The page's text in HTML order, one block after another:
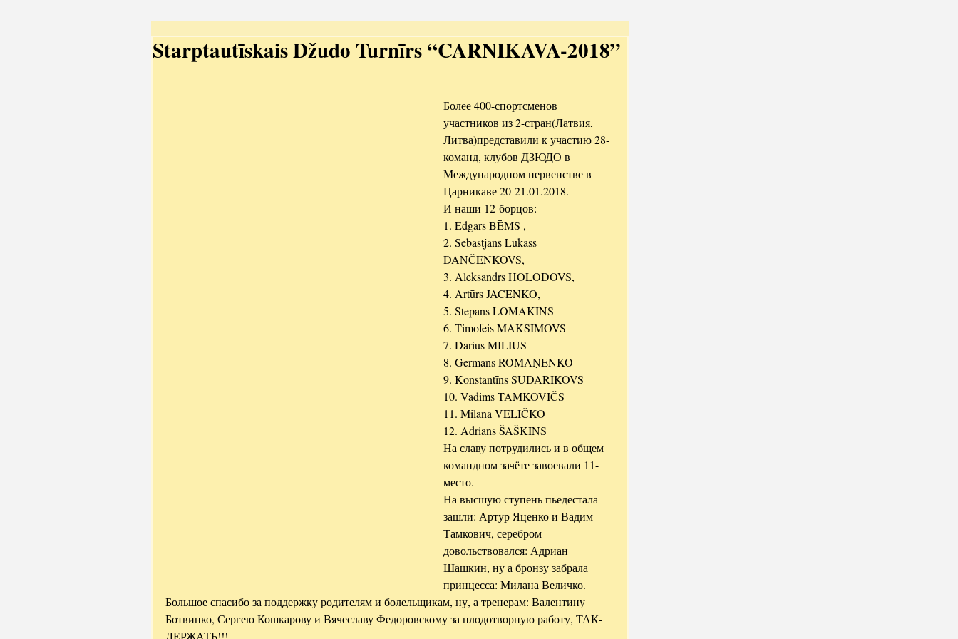
Starptautīskais Džudo Turnīrs “CARNIKAVA-2018”
Более 400-спортсменов
участников из 2-стран(Латвия,
Литва)представили к участию 28-
команд, клубов ДЗЮДО в
Международном первенстве в
Царникаве 20-21.01.2018.
И наши 12-борцов:
1. Edgars BĒMS ,
2. Sebastjans Lukass
DANČENKOVS,
3. Aleksandrs HOLODOVS,
4. Artūrs JACENKO,
5. Stepans LOMAKINS
6. Timofeis MAKSIMOVS
7. Darius MILIUS
8. Germans ROMAŅENKO
9. Konstantīns SUDARIKOVS
10. Vadims TAMKOVIČS
11. Milana VELIČKO
12. Adrians ŠAŠKINS
На славу потрудились и в общем
командном зачёте завоевали 11-
место.
На высшую ступень пьедестала
зашли: Артур Яценко и Вадим
Тамкович, серебром
довольствовался: Адриан
Шашкин, ну а бронзу забрала
принцесса: Милана Величко.
Большое спасибо за поддержку родителям и болельщикам, ну, а тренерам: Валентину
Ботвинко, Сергею Кошкарову и Вячеславу Федоровскому за плодотворную работу, ТАК-
ДЕРЖАТЬ!!!